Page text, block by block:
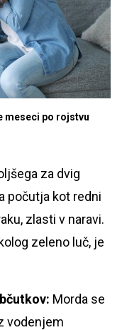
meseci po rojstvu
za dvig
počutja kot redni
zlasti v naravi.
zeleno luč, je
Morda se
vodenjem